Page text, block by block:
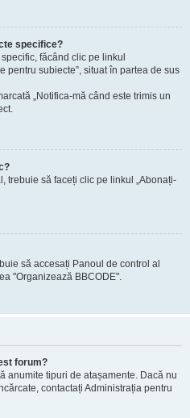
specifice?
făcând clic pe linkul
pentru subiecte”, situat în partea de sus
„Notifica-mă când este trimis un
trebuie să faceți clic pe linkul „Abonați-
să accesați Panoul de control al
"Organizează BBCODE".
forum?
anumite tipuri de atașamente. Dacă nu
contactați Administrația pentru